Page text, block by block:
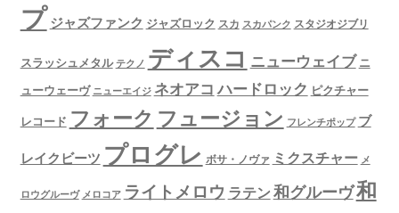
プ ジャズファンク ジャズロック スカ スカパンク スタジオジブリ
スラッシュメタル テクノ ディスコ ニューウェイブ ニ
ューウェーヴ ニューエイジ ネオアコ ハードロック ピクチャー
レコード フォーク フュージョン フレンチポップ ブ
レイクビーツ プログレ ボサ・ノヴァ ミクスチャー メ
ロウグルーヴ メロコア ライトメロウ ラテン 和グルーヴ和